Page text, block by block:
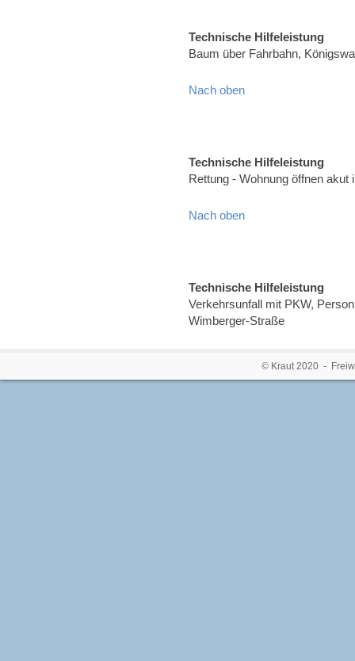
Technische Hilfeleistung
Baum über Fahrbahn,
Nach oben
Technische Hilfeleistung
Rettung - Wohnung öffnen
Nach oben
Technische Hilfeleistung
Verkehrsunfall mit PKW,
Wimberger-Straße
© Kraut 2020 -